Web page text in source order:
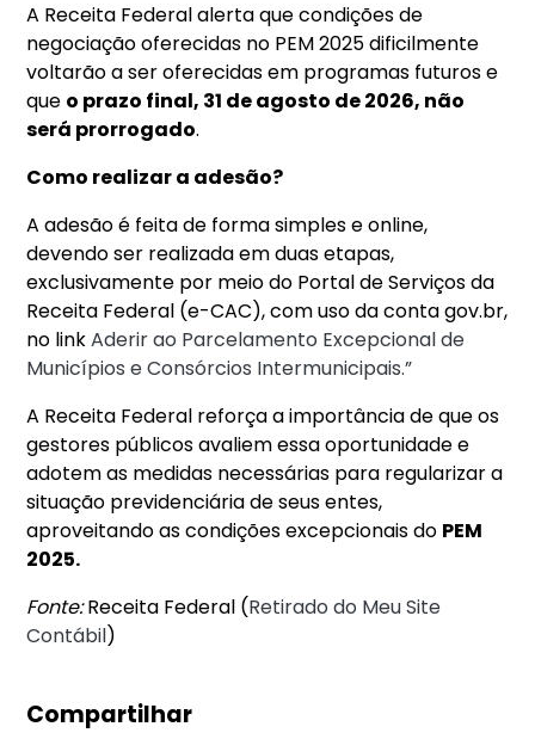
A Receita Federal alerta que condições de
negociação oferecidas no PEM 2025 dificilmente
voltarão a ser oferecidas em programas futuros e
que o prazo final, 31 de agosto de 2026, não
será prorrogado.
Como realizar a adesão?
A adesão é feita de forma simples e online,
devendo ser realizada em duas etapas,
exclusivamente por meio do Portal de Serviços da
Receita Federal (e-CAC), com uso da conta gov.br,
no linkAderir ao Parcelamento Excepcional de
Municípios e Consórcios Intermunicipais.”
A Receita Federal reforça a importância de que os
gestores públicos avaliem essa oportunidade e
adotem as medidas necessárias para regularizar a
situação previdenciária de seus entes,
aproveitando as condições excepcionais do PEM
2025.
Fonte:Receita Federal (Retirado do Meu Site
Contábil)
Compartilhar